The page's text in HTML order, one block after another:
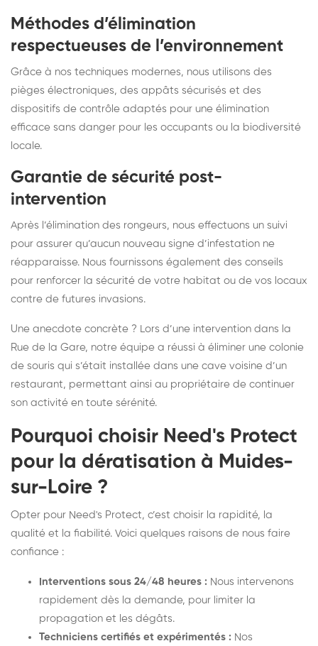
Méthodes d’élimination
respectueuses de l’environnement
Grâce à nos techniques modernes, nous utilisons des
pièges électroniques, des appâts sécurisés et des
dispositifs de contrôle adaptés pour une élimination
efficace sans danger pour les occupants ou la biodiversité
locale.
Garantie de sécurité post-
intervention
Après l’élimination des rongeurs, nous effectuons un suivi
pour assurer qu’aucun nouveau signe d’infestation ne
réapparaisse. Nous fournissons également des conseils
pour renforcer la sécurité de votre habitat ou de vos locaux
contre de futures invasions.
Une anecdote concrète ? Lors d’une intervention dans la
Rue de la Gare, notre équipe a réussi à éliminer une colonie
de souris qui s’était installée dans une cave voisine d’un
restaurant, permettant ainsi au propriétaire de continuer
son activité en toute sérénité.
Pourquoi choisir Need's Protect
pour la dératisation à Muides-
sur-Loire ?
Opter pour Need's Protect, c’est choisir la rapidité, la
qualité et la fiabilité. Voici quelques raisons de nous faire
confiance :
Interventions sous 24/48 heures : Nous intervenons
rapidement dès la demande, pour limiter la
propagation et les dégâts.
Techniciens certifiés et expérimentés : Nos